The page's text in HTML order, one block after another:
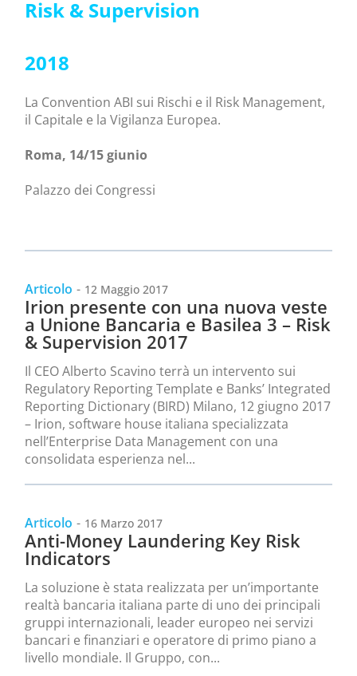
Risk & Supervision
2018
La Convention ABI sui Rischi e il Risk Management,
il Capitale e la Vigilanza Europea.
Roma, 14/15 giunio
Palazzo dei Congressi
Articolo - 12 Maggio 2017
Irion presente con una nuova veste
a Unione Bancaria e Basilea 3 – Risk
& Supervision 2017
Il CEO Alberto Scavino terrà un intervento sui
Regulatory Reporting Template e Banks’ Integrated
Reporting Dictionary (BIRD) Milano, 12 giugno 2017
– Irion, software house italiana specializzata
nell’Enterprise Data Management con una
consolidata esperienza nel...
Articolo - 16 Marzo 2017
Anti-Money Laundering Key Risk
Indicators
La soluzione è stata realizzata per un’importante
realtà bancaria italiana parte di uno dei principali
gruppi internazionali, leader europeo nei servizi
bancari e finanziari e operatore di primo piano a
livello mondiale. Il Gruppo, con...